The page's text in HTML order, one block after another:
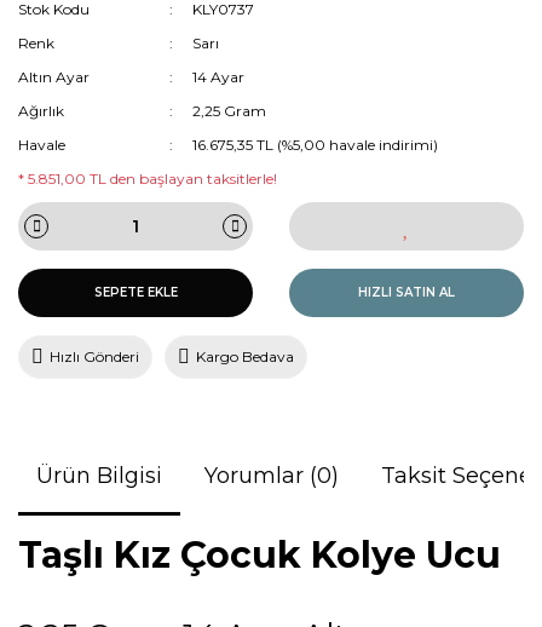
Stok Kodu
KLY0737
Renk
Sarı
Altın Ayar
14 Ayar
Ağırlık
2,25 Gram
Havale
16.675,35 TL (%5,00 havale indirimi)
* 5.851,00 TL den başlayan taksitlerle!
SEPETE EKLE HIZLI SATIN AL
Hızlı Gönderi Kargo Bedava
Ürün Bilgisi Yorumlar (0) Taksit
Taşlı Kız Çocuk Kolye Ucu